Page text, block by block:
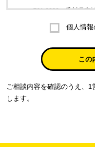
〒761-0323 香川県高
株式会社ラブ・ラボ
電話：087-847-2000
電子メール：info@rub-
３. 個人情報（保有個人デ
個人情報
この
ご相談内容を確認のうえ、
します。